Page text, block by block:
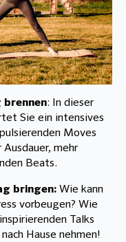
brennen: In dieser
Sie ein intensives
Moves
mehr
Beats.
bringen: Wie kann
vorbeugen? Wie
Talks
Hause nehmen!